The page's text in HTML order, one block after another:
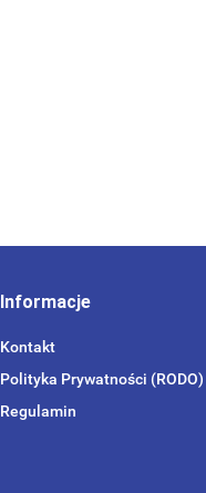
Informacje
Kontakt
Polityka Prywatności (RODO)
Regulamin